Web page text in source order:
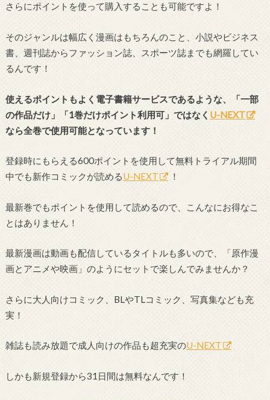
さらにポイントを使って購入することも可能ですよ！
そのジャンルは幅広く漫画はもちろんのこと、小説やビジネス
書、週刊誌からファッション誌、スポーツ誌までも網羅してい
るんです！
使えるポイントもよく電子書籍サービスであるような、「一部
の作品だけ」「1巻だけポイント利用可」ではなく U-NEXT
なら全巻で使用可能となっています！
登録時にもらえる600ポイントを使用して無料トライアル期間
中でも新作コミックが読めるU-NEXT ！
最新巻でもポイントを使用して読めるので、こんなにお得なこ
とはありません！
最新漫画は動画も配信しているタイトルも多いので、「原作漫
画とアニメや映画」のようにセットで楽しんでみませんか？
さらに大人向けコミック、BLやTLコミック、写真集なども充
実！
雑誌も読み放題で成人向けの作品も超充実のU-NEXT
しかも新規登録から31日間は無料なんです！